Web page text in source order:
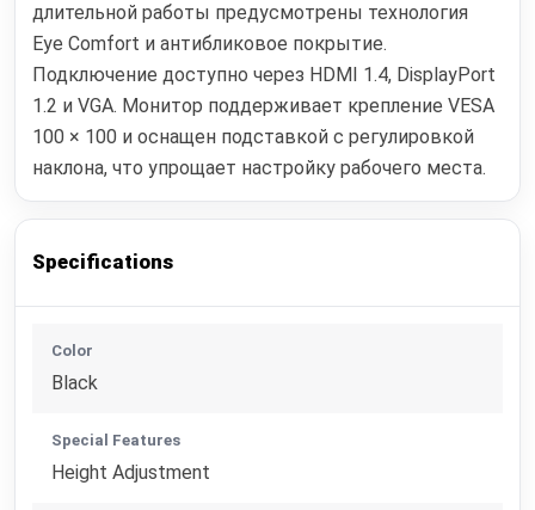
длительной работы предусмотрены технология
Eye Comfort и антибликовое покрытие.
Подключение доступно через HDMI 1.4, DisplayPort
1.2 и VGA. Монитор поддерживает крепление VESA
100 × 100 и оснащен подставкой с регулировкой
наклона, что упрощает настройку рабочего места.
Specifications
Color
Black
Special Features
Height Adjustment